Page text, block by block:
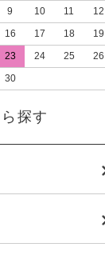
9 10 11
12
16 17 18
19
23 24 25
26
30
探す